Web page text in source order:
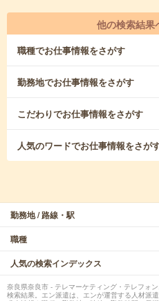
他の検索結果
職種でお仕事情報をさがす
勤務地でお仕事情報をさがす
こだわりでお仕事情報をさがす
人気のワードでお仕事情報をさが
勤務地 / 路線・駅
職種
人気の検索インデックス
奈良県奈良市 - テレマーケティング・テレフォ
検索結果。エン派遣は、エンが運営する人材派